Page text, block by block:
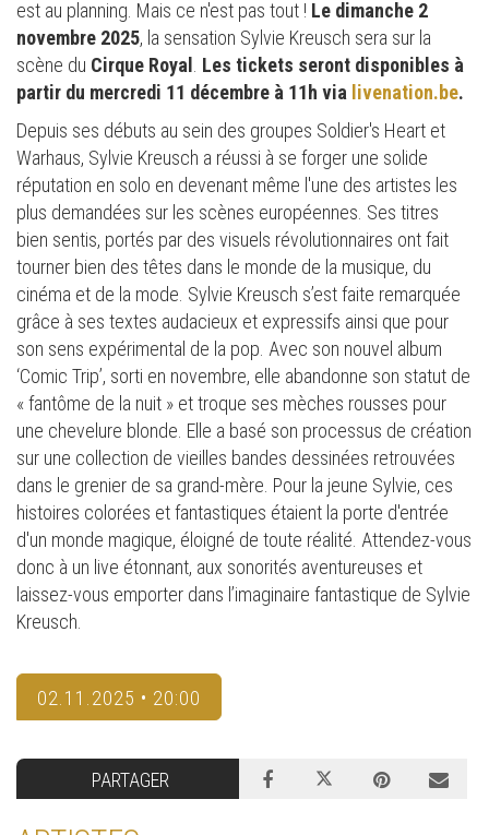
est au planning. Mais ce n'est pas tout ! Le dimanche 2
novembre 2025, la sensation Sylvie Kreusch sera sur la
scène du Cirque Royal Les tickets seront disponibles à
partir du mercredi 11 décembre à 11h via livenation.be.
Depuis ses débuts au sein des groupes Soldier's Heart et
Warhaus, Sylvie Kreusch a réussi à se forger une solide
réputation en solo en devenant même l'une des artistes les
plus demandées sur les scènes européennes. Ses titres
bien sentis, portés par des visuels révolutionnaires ont fait
tourner bien des têtes dans le monde de la musique, du
cinéma et de la mode. Sylvie Kreusch s’est faite remarquée
grâce à ses textes audacieux et expressifs ainsi que pour
son sens expérimental de la pop. Avec son nouvel album
‘Comic Trip’, sorti en novembre, elle abandonne son statut de
« fantôme de la nuit » et troque ses mèches rousses pour
une chevelure blonde. Elle a basé son processus de création
sur une collection de vieilles bandes dessinées retrouvées
dans le grenier de sa grand-mère. Pour la jeune Sylvie, ces
histoires colorées et fantastiques étaient la porte d'entrée
d'un monde magique, éloigné de toute réalité. Attendez-vous
donc à un live étonnant, aux sonorités aventureuses et
laissez-vous emporter dans l’imaginaire fantastique de Sylvie
Kreusch.
02.11.2025 • 20:00
PARTAGER